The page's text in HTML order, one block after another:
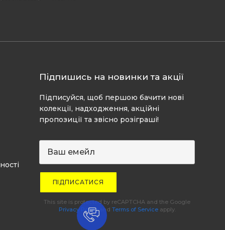
Підпишись на новинки та акції
Підписуйся, щоб першою бачити нові
колекції, надходження, акційні
пропозиції та звісно розіграші!
ПІДПИСАТИСЯ
This site is protected by reCAPTCHA and the Google
Privacy Policyand Terms of Serviceapply.